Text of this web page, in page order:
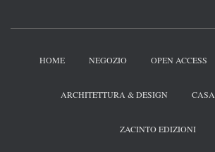
HOME NEGOZIO OPEN ACCESS
ARCHITETTURA & DESIGN
ZACINTO EDIZIONI